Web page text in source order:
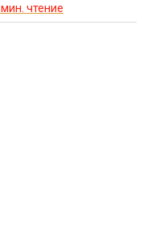
мин. чтение